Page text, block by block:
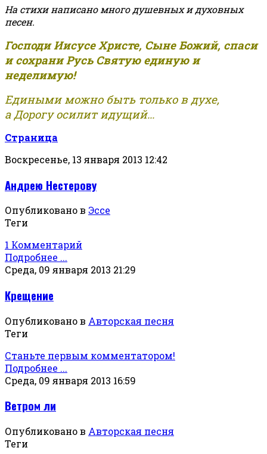
На стихи написано много душевных и духовных
песен.
Господи Иисусе Христе, Сыне Божий, спаси
и сохрани Русь Святую единую и
неделимую!
Едиными можно быть только в духе,
а Дорогу осилит идущий...
Страница
Воскресенье, 13 января 2013 12:42
Андрею Нестерову
Опубликовано в Эссе
Теги
1 Комментарий
Подробнее ...
Среда, 09 января 2013 21:29
Крещение
Опубликовано в Авторская песня
Теги
Станьте первым комментатором!
Подробнее ...
Среда, 09 января 2013 16:59
Ветром ли
Опубликовано в Авторская песня
Теги